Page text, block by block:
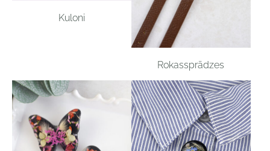
Kuloni
Rokassprādzes